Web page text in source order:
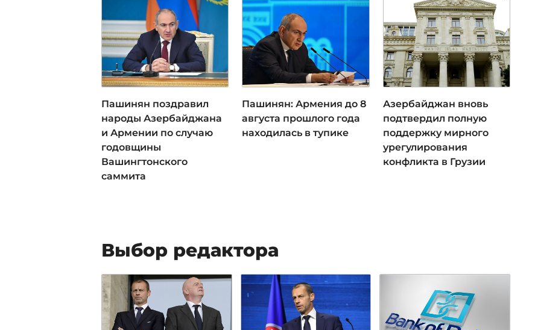
Пашинян поздравил
народы Азербайджана
и Армении по случаю
годовщины
Вашингтонского
саммита
Пашинян: Армения до 8
августа прошлого года
находилась в тупике
Азербайджан вновь
подтвердил полную
поддержку мирного
урегулирования
конфликта в Грузии
Выбор редактора